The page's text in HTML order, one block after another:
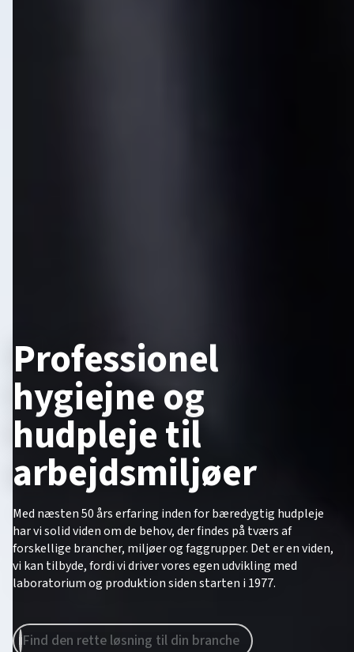
Professionel
hygiejne og
hudpleje til
arbejdsmiljøer
Med næsten 50 års erfaring inden for bæredygtig hudpleje
har vi solid viden om de behov, der findes på tværs af
forskellige brancher, miljøer og faggrupper. Det er en viden,
vi kan tilbyde, fordi vi driver vores egen udvikling med
laboratorium og produktion siden starten i 1977.
Find den rette løsning til din branche